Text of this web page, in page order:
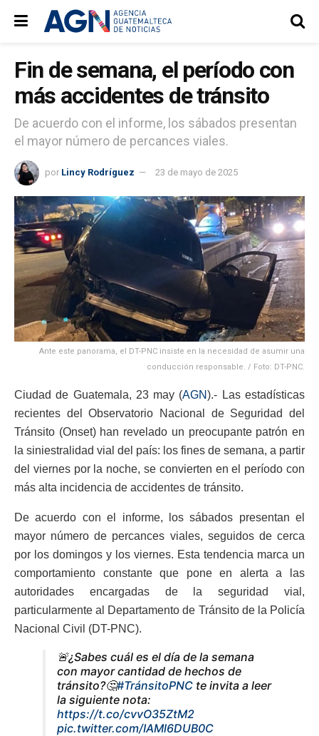
Fin de semana, el período con
más accidentes de tránsito
De acuerdo con el informe, los sábados presentan
el mayor número de percances viales.
por Lincy Rodríguez 23 de mayo de 2025
Ante este panorama, el DT-PNC insiste en la necesidad de asumir una
conducción responsable. / Foto: DT-PNC.
Ciudad de Guatemala, 23 may (AGN).- Las estadísticas
recientes del Observatorio Nacional de Seguridad del
Tránsito (Onset) han revelado un preocupante patrón en
la siniestralidad vial del país: los fines de semana, a partir
del viernes por la noche, se convierten en el período con
más alta incidencia de accidentes de tránsito.
De acuerdo con el informe, los sábados presentan el
mayor número de percances viales, seguidos de cerca
por los domingos y los viernes. Esta tendencia marca un
comportamiento constante que pone en alerta a las
autoridades encargadas de la seguridad vial,
particularmente al Departamento de Tránsito de la Policía
Nacional Civil (DT-PNC).
🚨¿Sabes cuál es el día de la semana
con mayor cantidad de hechos de
tránsito?🤔#TránsitoPNC te invita a leer
la siguiente nota:
https://t.co/cvvO35ZtM2
pic.twitter.com/IAMl6DUB0C